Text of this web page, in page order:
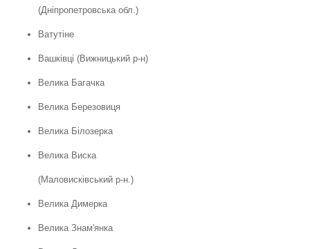
(Дніпропетровська обл.)
Ватутіне
Вашківці (Вижницький р-н)
Велика Багачка
Велика Березовиця
Велика Білозерка
Велика Виска
(Маловисківський р-н.)
Велика Димерка
Велика Знам'янка